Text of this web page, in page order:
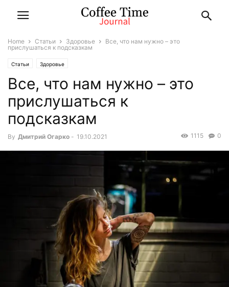
Home Статьи Здоровье
Все, что нам нужно – это
прислушаться к подсказкам
Статьи Здоровье
Все, что нам нужно – это
прислушаться к
подсказкам
By Дмитрий Огарко - 19.10.2021 0
1115